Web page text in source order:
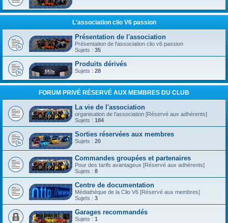
L'association clio V6 passion
Présentation de l'association
Présentation de l'association clio v6 passion
Sujets : 35
Produits dérivés
Sujets : 28
FORUM PRIVÉ RÉSERVÉ AUX MEMBRES DU CLUB
La vie de l'association
organisation de l'association [Réservé aux adhérents]
Sujets : 184
Sorties réservées aux membres
Sujets : 20
Commandes groupées et partenaires
Pour des tarifs avantageux [Réservé aux adhérents]
Sujets : 8
Centre de documentation
Médiathèque de la Clio V6 [Réservé aux membres]
Sujets : 3
Garages recommandés
Sujets : 1